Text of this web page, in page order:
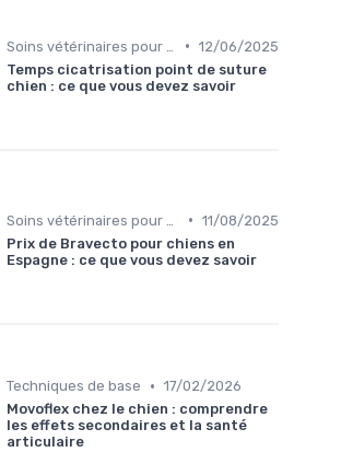
• 12/06/2025
Temps cicatrisation point de suture
chien : ce que vous devez savoir
• 11/08/2025
Prix de Bravecto pour chiens en
Espagne : ce que vous devez savoir
Techniques de base • 17/02/2026
Movoflex chez le chien : comprendre
les effets secondaires et la santé
articulaire